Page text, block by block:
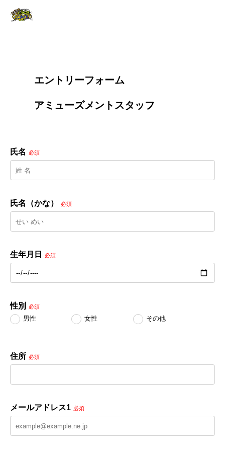
        エントリーフォーム
氏名 必須
氏名（かな） 必須
生年月日 必須
性別 必須
男性 女性 その他
住所 必須
メールアドレス1 必須